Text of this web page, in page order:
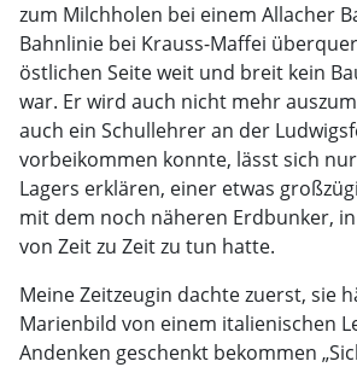
zum Milchholen bei einem Allacher
Bahnlinie bei Krauss-Maffei
östlichen Seite weit und breit kein
war. Er wird auch nicht mehr
auch ein Schullehrer an der
vorbeikommen konnte, lässt sich
Lagers erklären, einer etwas
mit dem noch näheren Erdbunker,
von Zeit zu Zeit zu tun hatte.
Meine Zeitzeugin dachte zuerst, sie
Marienbild von einem italienischen
Andenken geschenkt bekommen